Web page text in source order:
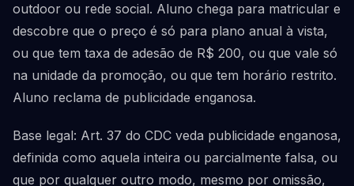
outdoor ou rede social. Aluno chega para matricular e
descobre que o preço é só para plano anual à vista,
ou que tem taxa de adesão de R$ 200, ou que vale só
na unidade da promoção, ou que tem horário restrito.
Aluno reclama de publicidade enganosa.
Base legal: Art. 37 do CDC veda publicidade enganosa,
definida como aquela inteira ou parcialmente falsa, ou
que por qualquer outro modo, mesmo por omissão,